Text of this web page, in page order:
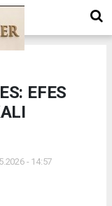
EFES
- 14:57